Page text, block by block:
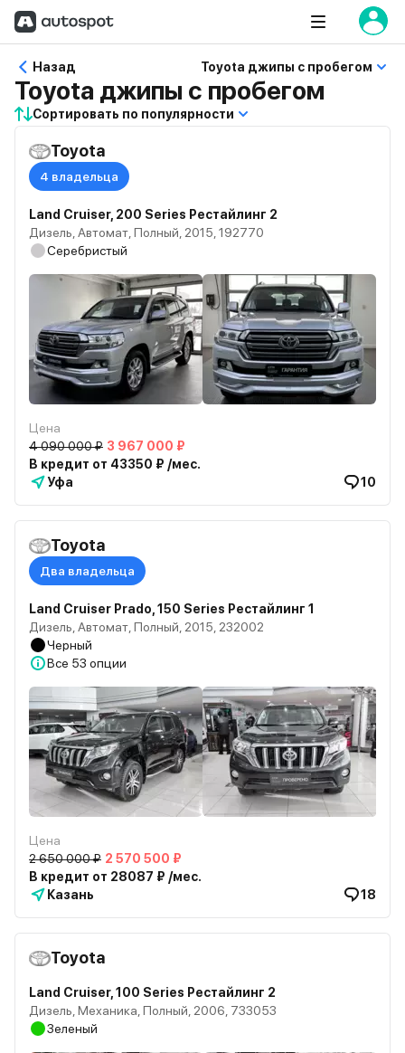
Назад Toyota джипы с пробегом
Toyota джипы с пробегом
Сортировать по популярности
Toyota
4 владельца
Land Cruiser, 200 Series Рестайлинг 2
Дизель, Автомат, Полный, 2015, 192770
Серебристый
Цена
4 090 000 ₽ 3 967 000 ₽
В кредит от 43350 ₽ /мес.
Уфа
10
Toyota
Два владельца
Land Cruiser Prado, 150 Series Рестайлинг 1
Дизель, Автомат, Полный, 2015, 232002
Черный
Все 53 опции
Цена
2 650 000 ₽ 2 570 500 ₽
В кредит от 28087 ₽ /мес.
Казань
18
Toyota
Land Cruiser, 100 Series Рестайлинг 2
Дизель, Механика, Полный, 2006, 733053
Зеленый